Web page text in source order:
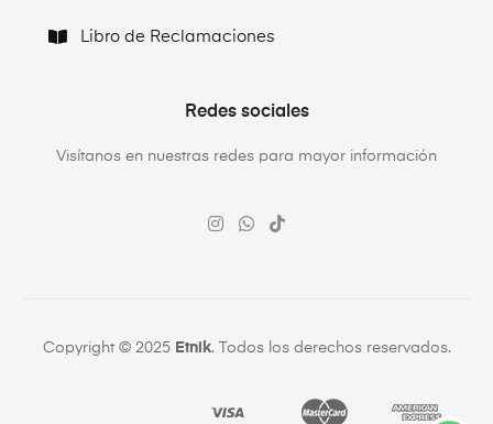
Libro de Reclamaciones
Redes sociales
Visítanos en nuestras redes para mayor información
Copyright © 2025 Etnik. Todos los derechos reservados.